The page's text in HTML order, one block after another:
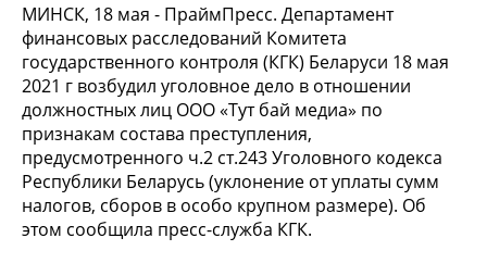
МИНСК, 18 мая - ПраймПресс. Департамент
финансовых расследований Комитета
государственного контроля (КГК) Беларуси 18 мая
2021 г возбудил уголовное дело в отношении
должностных лиц ООО «Тут бай медиа» по
признакам состава преступления,
предусмотренного ч.2 ст.243 Уголовного кодекса
Республики Беларусь (уклонение от уплаты сумм
налогов, сборов в особо крупном размере). Об
этом сообщила пресс-служба КГК.